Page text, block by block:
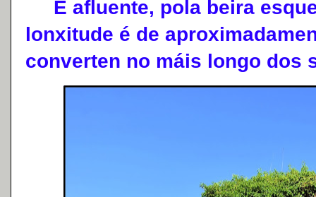
É afluente, pola beira
lonxitude é de
converten no máis longo dos